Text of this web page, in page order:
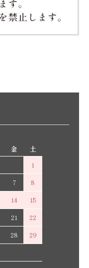
金
土
1
7
8
14
15
21
22
28
29